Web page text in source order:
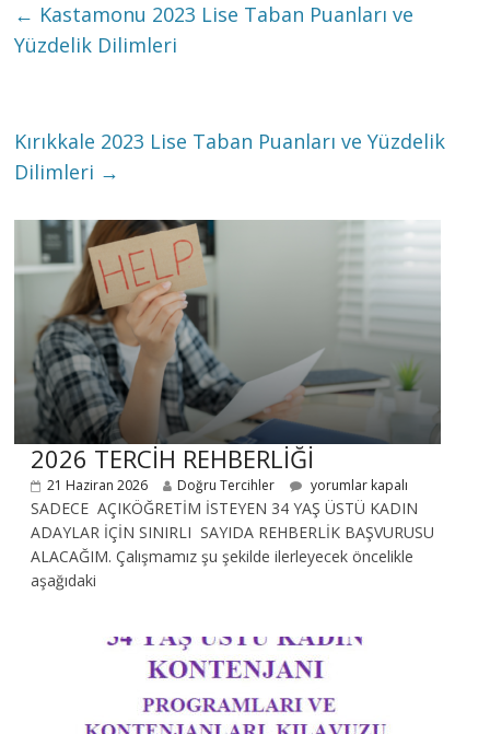
← Kastamonu 2023 Lise Taban Puanları ve
Yüzdelik Dilimleri
Kırıkkale 2023 Lise Taban Puanları ve Yüzdelik
Dilimleri →
2026 TERCİH REHBERLİĞİ
21 Haziran 2026 Doğru Tercihler yorumlar kapalı
SADECE AÇIKÖĞRETİM İSTEYEN 34 YAŞ ÜSTÜ KADIN
ADAYLAR İÇİN SINIRLI SAYIDA REHBERLİK BAŞVURUSU
ALACAĞIM. Çalışmamız şu şekilde ilerleyecek öncelikle
aşağıdaki